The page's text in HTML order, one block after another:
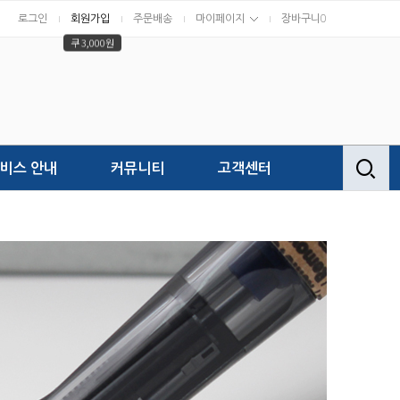
로그인 회원가입
쿠 3,000원
주문배송 마이페이지 장바구니0
스 안내 커뮤니티 고객센터